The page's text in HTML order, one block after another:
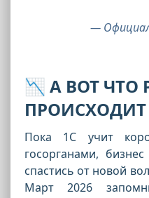
—
📉 А ВОТ ЧТО
ПРОИСХОДИТ
Пока 1С учит
госорганами,
спастись от новой
Март 2026